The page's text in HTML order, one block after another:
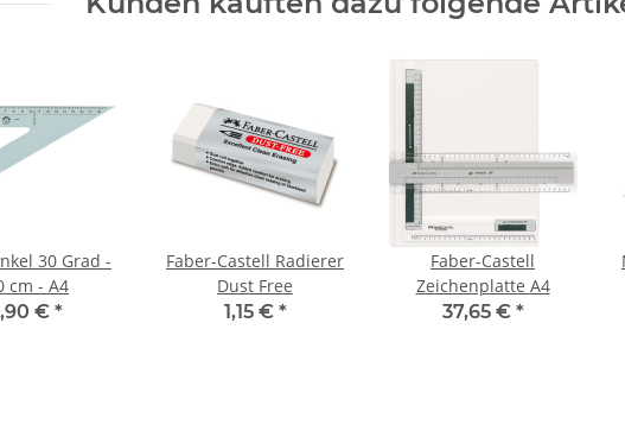
30 Grad -
cm - A4
€ *
Faber-Castell Radierer
Dust Free
1,15 € *
Faber-Castell
Zeichenplatte A4
37,65 € *